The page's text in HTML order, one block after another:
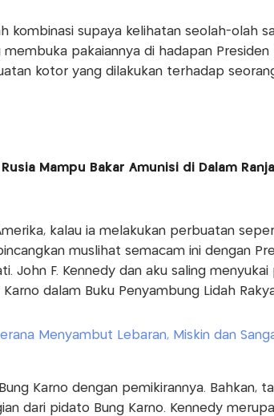
kombinasi supaya kelihatan seolah-olah
pakaiannya di hadapan Presiden
kotor yang dilakukan terhadap
Mampu Bakar Amunisi di Dalam
kalau ia melakukan perbuatan
muslihat semacam ini dengan
John F. Kennedy dan aku saling menyukai
Karno dalam Buku Penyambung Lidah
Menyambut Lebaran, Miskin dan
Karno dengan pemikirannya. Bahkan,
dari pidato Bung Karno. Kennedy